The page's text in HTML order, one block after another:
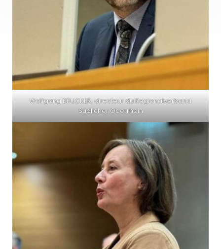
Wolfgang BRUCKER, directeur du Regionalverband
Südlicher Oberrhein